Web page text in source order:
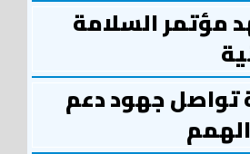
مؤتمر السلامة
تواصل جهود دعم